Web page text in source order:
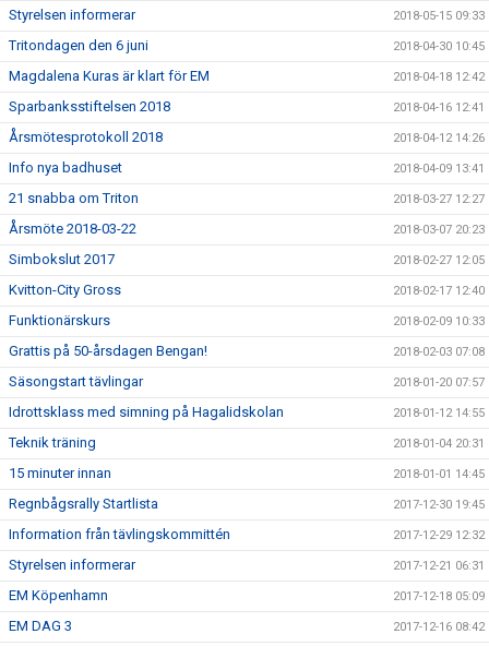
Styrelsen informerar 2018-05-15 09:33
Tritondagen den 6 juni 2018-04-30 10:45
Magdalena Kuras är klart för EM 2018-04-18 12:42
Sparbanksstiftelsen 2018 2018-04-16 12:41
Årsmötesprotokoll 2018 2018-04-12 14:26
Info nya badhuset 2018-04-09 13:41
21 snabba om Triton 2018-03-27 12:27
Årsmöte 2018-03-22 2018-03-07 20:23
Simbokslut 2017 2018-02-27 12:05
Kvitton-City Gross 2018-02-17 12:40
Funktionärskurs 2018-02-09 10:33
Grattis på 50-årsdagen Bengan! 2018-02-03 07:08
Säsongstart tävlingar 2018-01-20 07:57
Idrottsklass med simning på Hagalidskolan 2018-01-12 14:55
Teknik träning 2018-01-04 20:31
15 minuter innan 2018-01-01 14:45
Regnbågsrally Startlista 2017-12-30 19:45
Information från tävlingskommittén 2017-12-29 12:32
Styrelsen informerar 2017-12-21 06:31
EM Köpenhamn 2017-12-18 05:09
EM DAG 3 2017-12-16 08:42